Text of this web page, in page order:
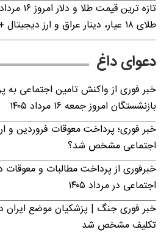
طلای ۱۸ عیار، دینار عراق و ارز دیجیتال +جدول (آنلاین)
دعوای داغ
خبر فوری از واکنش تامین اجتماعی به
بازنشستگان امروز جمعه ۱۶ مرداد ۱۴۰۵
خبر فوری؛ پرداخت معوقات فروردین و
اجتماعی مشخص شد؟
خبرفوری از پرداخت مطالبات و معوقات
اجتماعی در مرداد ۱۴۰۵
خبر فوری جنگ | پزشکیان موضع ایران
تکلیف مشخص شد